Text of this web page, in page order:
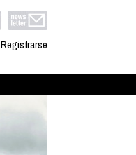
Registrarse